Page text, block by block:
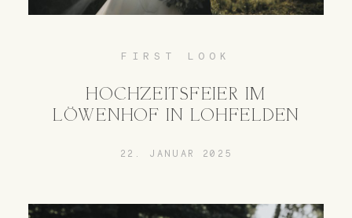
FIRST LOOK
HOCHZEITSFEIER IM
LÖWENHOF IN LOHFELDEN
22. JANUAR 2025